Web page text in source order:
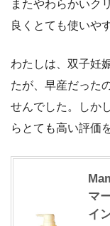
またやわらかいク
良くとても使いや
わたしは、双子妊
たが、早産だった
せんでした。しか
らとても高い評価
マ
イ